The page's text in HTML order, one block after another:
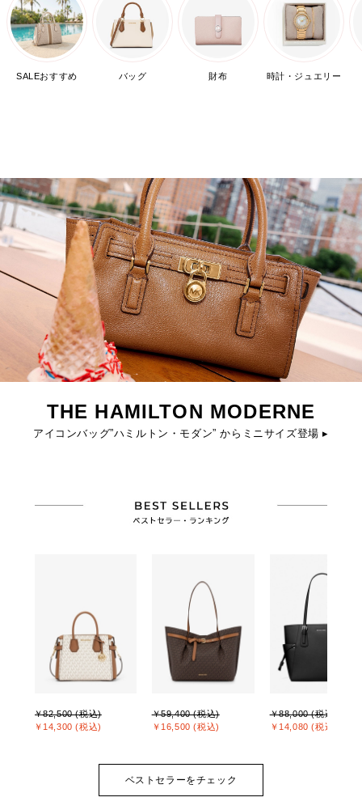
SALEおすすめ バッグ 財布 時計・ジュエリー
THE HAMILTON MODERNE
アイコンバッグ”ハミルトン・モダン” からミニサイズ登場 ▸
￥82,500 (税込)
￥14,300 (税込)
￥59,400 (税込)
￥16,500 (税込)
￥88,000 (税込)
￥14,080 (税込)
ベストセラーをチェック